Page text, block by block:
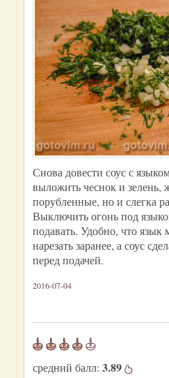
Снова довести соус с
выложить чеснок и зелень,
порубленные, но и слегка
Выключить огонь под
подавать. Удобно, что язык
нарезать заранее, а соус
перед подачей.
2016-07-04
средний балл: 3.89